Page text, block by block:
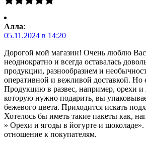
Алла:
05.11.2024 в 14:20
Дорогой мой магазин! Очень люблю Вас,
неоднократно и всегда оставалась
продукции, разнообразием и
оперативной и вежливой доставкой. Но
Продукцию в развес, например, орехи и
которую нужно подарить, вы
бежевого цвета. Приходится искать
Хотелось бы иметь такие пакеты как,
» Орехи и ягоды в йогурте и
отношение к покупателям.